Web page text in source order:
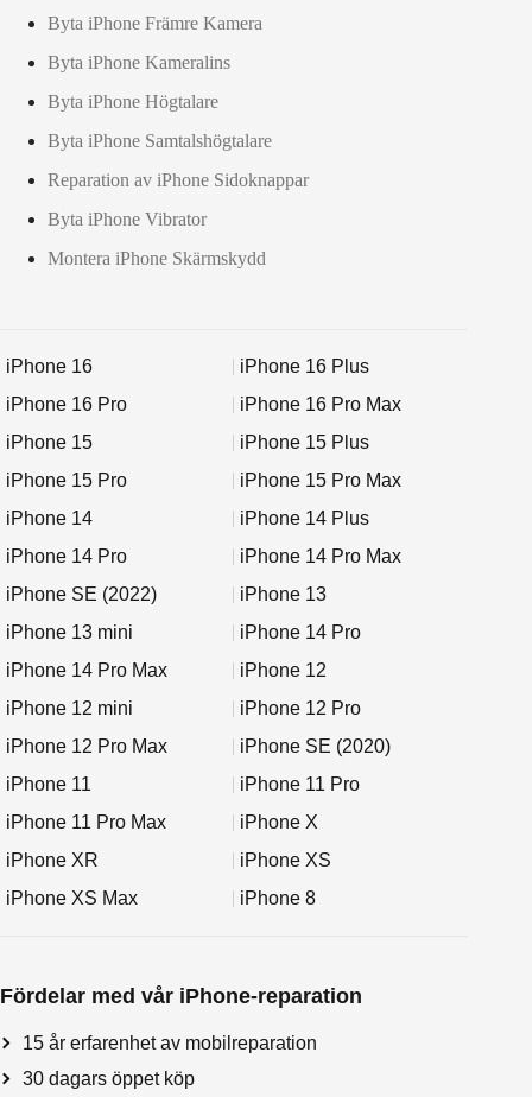
Byta iPhone Främre Kamera
Byta iPhone Kameralins
Byta iPhone Högtalare
Byta iPhone Samtalshögtalare
Reparation av iPhone Sidoknappar
Byta iPhone Vibrator
Montera iPhone Skärmskydd
iPhone 16
iPhone 16 Plus
iPhone 16 Pro
iPhone 16 Pro Max
iPhone 15
iPhone 15 Plus
iPhone 15 Pro
iPhone 15 Pro Max
iPhone 14
iPhone 14 Plus
iPhone 14 Pro
iPhone 14 Pro Max
iPhone SE (2022)
iPhone 13
iPhone 13 mini
iPhone 14 Pro
iPhone 14 Pro Max
iPhone 12
iPhone 12 mini
iPhone 12 Pro
iPhone 12 Pro Max
iPhone SE (2020)
iPhone 11
iPhone 11 Pro
iPhone 11 Pro Max
iPhone X
iPhone XR
iPhone XS
iPhone XS Max
iPhone 8
Fördelar med vår iPhone-reparation
15 år erfarenhet av mobilreparation
30 dagars öppet köp